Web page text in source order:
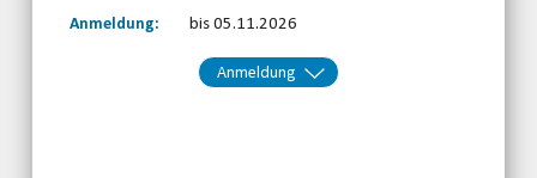
Anmeldung: bis 05.11.2026
Anmeldung